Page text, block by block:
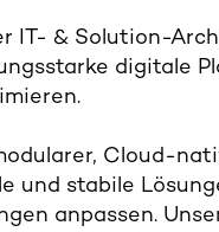
IT- & Solution-
digitale
Cloud-
und stabile
anpassen.